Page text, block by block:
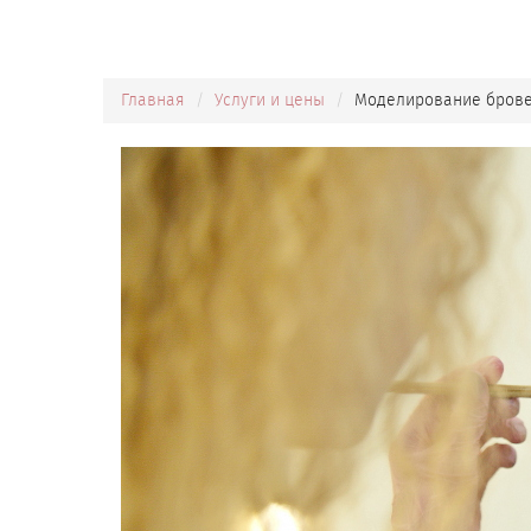
Главная Услуги и цены Моделирование